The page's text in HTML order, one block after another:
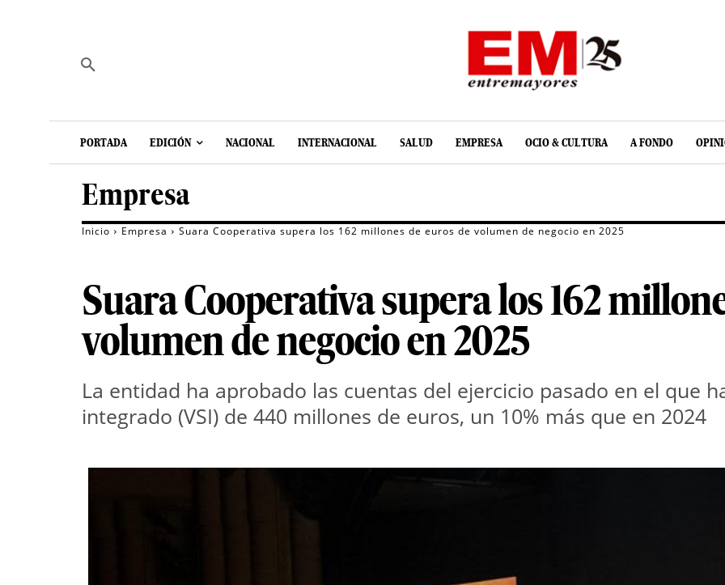
PORTADA EDICIÓN NACIONAL INTERNACIONAL SALUD EMPRESA OCIO & CULTURA A FONDO
Empresa
Inicio Empresa Suara Cooperativa supera los 162 millones de euros de volumen de negocio en 2025
Suara Cooperativa supera los 162
volumen de negocio en 2025
La entidad ha aprobado las cuentas del ejercicio pasado en el que
integrado (VSI) de 440 millones de euros, un 10% más que en 2024